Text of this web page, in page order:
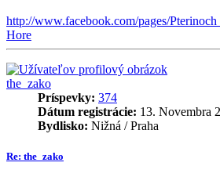
http://www.facebook.com/pages/
Hore
the_zako
Príspevky: 374
Dátum registrácie: 13. Novembra
Bydlisko: Nižná / Praha
Re: the_zako